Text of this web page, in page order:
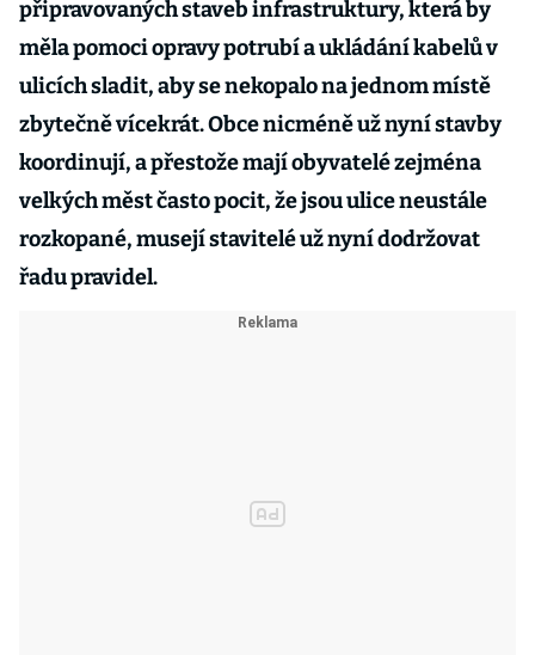
připravovaných staveb infrastruktury, která by
měla pomoci opravy potrubí a ukládání kabelů v
ulicích sladit, aby se nekopalo na jednom místě
zbytečně vícekrát. Obce nicméně už nyní stavby
koordinují, a přestože mají obyvatelé zejména
velkých měst často pocit, že jsou ulice neustále
rozkopané, musejí stavitelé už nyní dodržovat
řadu pravidel.